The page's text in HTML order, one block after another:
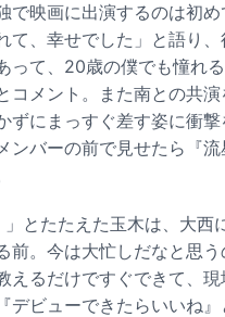
で映画に出演するのは初
て、幸せでした」と語り
って、20歳の僕でも憧れ
コメント。また南との共
ずにまっすぐ差す姿に衝
ンバーの前で見せたら『
とたたえた玉木は、大西
。今は大忙しだなと思う
えるだけですぐできて、
デビューできたらいいね